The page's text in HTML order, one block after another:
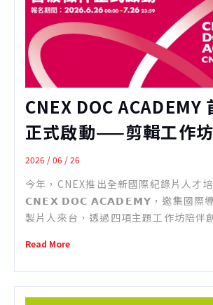
發展方向與國際合作可能性。 本屆工作
皆為活躍於國際紀錄片產業的資深製片
Mandy Chang、Bob Moore、Chris
Rachel Wexler。 四位導師累積豐富
熟悉紀錄片從開發、製作到市場推廣的
程陪伴入選團隊，透過一對一討論與經
片以更宏觀的視角檢視專案，發掘作品
展方向。 入選製片將參與一對一諮詢、
分享與專題講座等交流形式，深入探討
作、資金、市場與國際合作等面向的策
師與入選製片的密集交流，協助製片強
力，並提升作品未來發展與國際交流的
程免費。
工作坊地點：台北市 【報
Eligibility Requirements】 開放進行
畫投件，至多甄選12位製片進入工作坊
或主要製作成員。 本活動由國際培訓
CNEX DOC ACADEMY
正式啟動——剪輯工作
Lab
2026 / 06 / 26
今年，CNEX推出全新國際紀錄片人才
𝗖𝗡𝗘𝗫 𝗗𝗢𝗖 𝗔𝗖𝗔𝗗𝗘𝗠𝗬，邀集國際導
製片人來台，透過四項主題工作坊陪伴
Lab、E ...
Read More